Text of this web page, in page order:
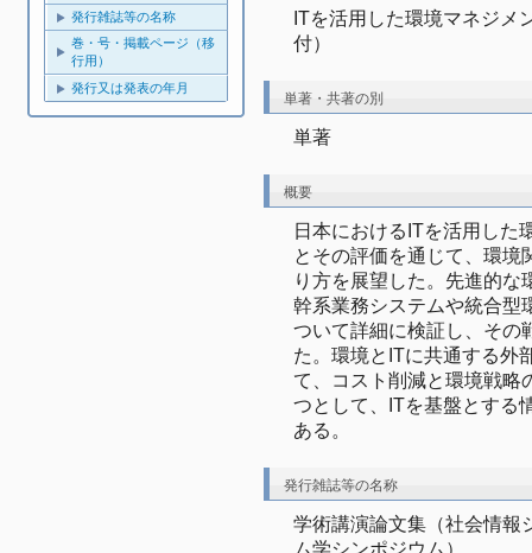
発行雑誌等の名称
巻・号・掲載ページ（移
行用）
発行又は発表の年月
ITを活用した環境マネジメ
付）
単著・共著の別
単著
概要
日本におけるITを活用した
とその評価を通じて、環境
り方を展望した。先進的な
幹系業務システムや統合型
ついて詳細に検証し、その
た。環境とITに共通する外
て、コスト削減と環境戦略
つとして、ITを基盤とする
ある。
発行雑誌等の名称
学術講演論文集（社会情報
ム学シンポジウム）